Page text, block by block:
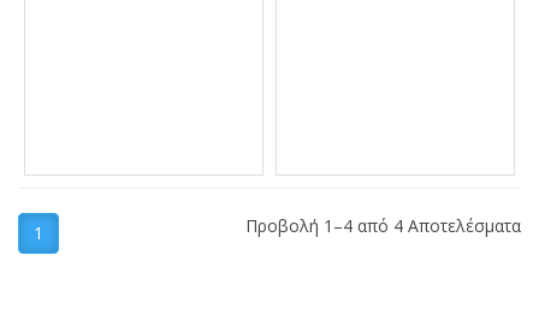
1 Προβολή 1–4 από 4 Αποτελέσματα